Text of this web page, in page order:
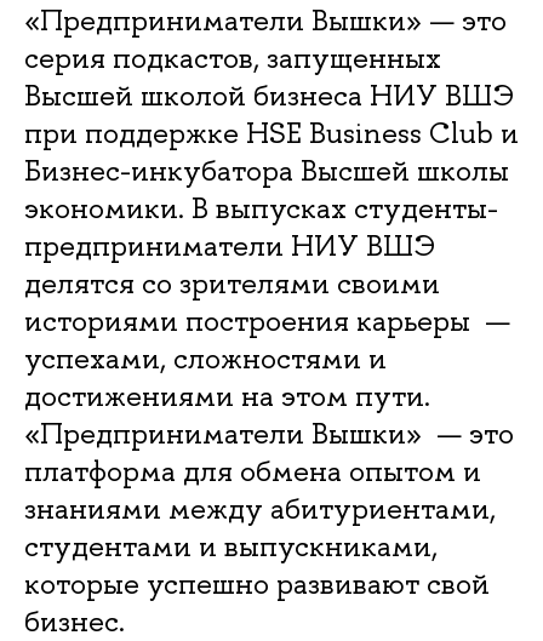
«Предприниматели Вышки» — это
серия подкастов, запущенных
Высшей школой бизнеса НИУ ВШЭ
при поддержке HSE Business Club и
Бизнес-инкубатора Высшей школы
экономики. В выпусках студенты-
предприниматели НИУ ВШЭ
делятся со зрителями своими
историями построения карьеры —
успехами, сложностями и
достижениями на этом пути.
«Предприниматели Вышки» — это
платформа для обмена опытом и
знаниями между абитуриентами,
студентами и выпускниками,
которые успешно развивают свой
бизнес.